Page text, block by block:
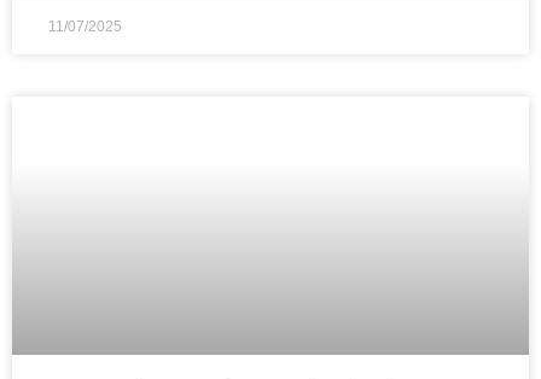
11/07/2025